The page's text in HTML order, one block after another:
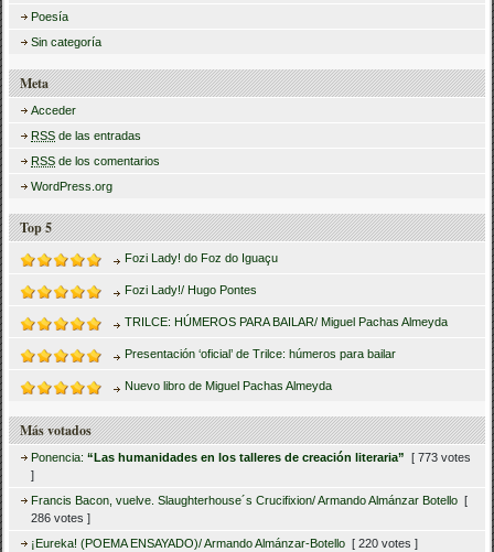
Poesía
Sin categoría
Meta
Acceder
RSS de las entradas
RSS de los comentarios
WordPress.org
Top 5
Fozi Lady! do Foz do Iguaçu
Fozi Lady!/ Hugo Pontes
TRILCE: HÚMEROS PARA BAILAR/ Miguel Pachas Almeyda
Presentación ‘oficial’ de Trilce: húmeros para bailar
Nuevo libro de Miguel Pachas Almeyda
Más votados
Ponencia:“Las humanidades en los talleres de creación literaria”
[ 773 votes
]
Francis Bacon, vuelve. Slaughterhouse´s Crucifixion/ Armando Almánzar Botello [
286 votes ]
¡Eureka! (POEMA ENSAYADO)/ Armando Almánzar-Botello [ 220 votes ]